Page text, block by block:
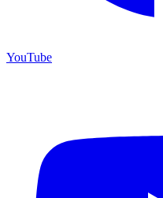
YouTube